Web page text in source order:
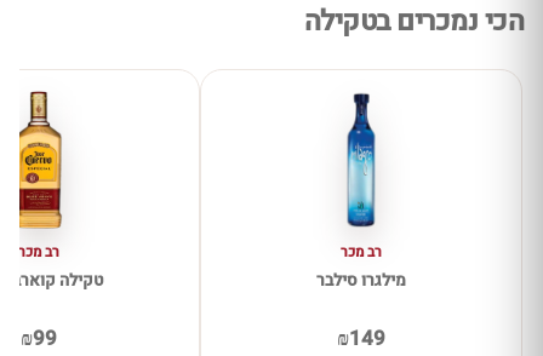
הכי נמכרים בטקילה
רב מכר
מילגרו סילבר
₪149
רב מכר
טקילה קוארבו
₪99